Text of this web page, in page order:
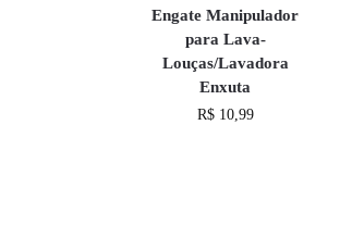
Engate Manipulador
para Lava-
Louças/Lavadora
Enxuta
R$10,99